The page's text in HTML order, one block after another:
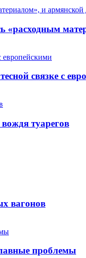
связке с
туарегов
вагонов
проблемы